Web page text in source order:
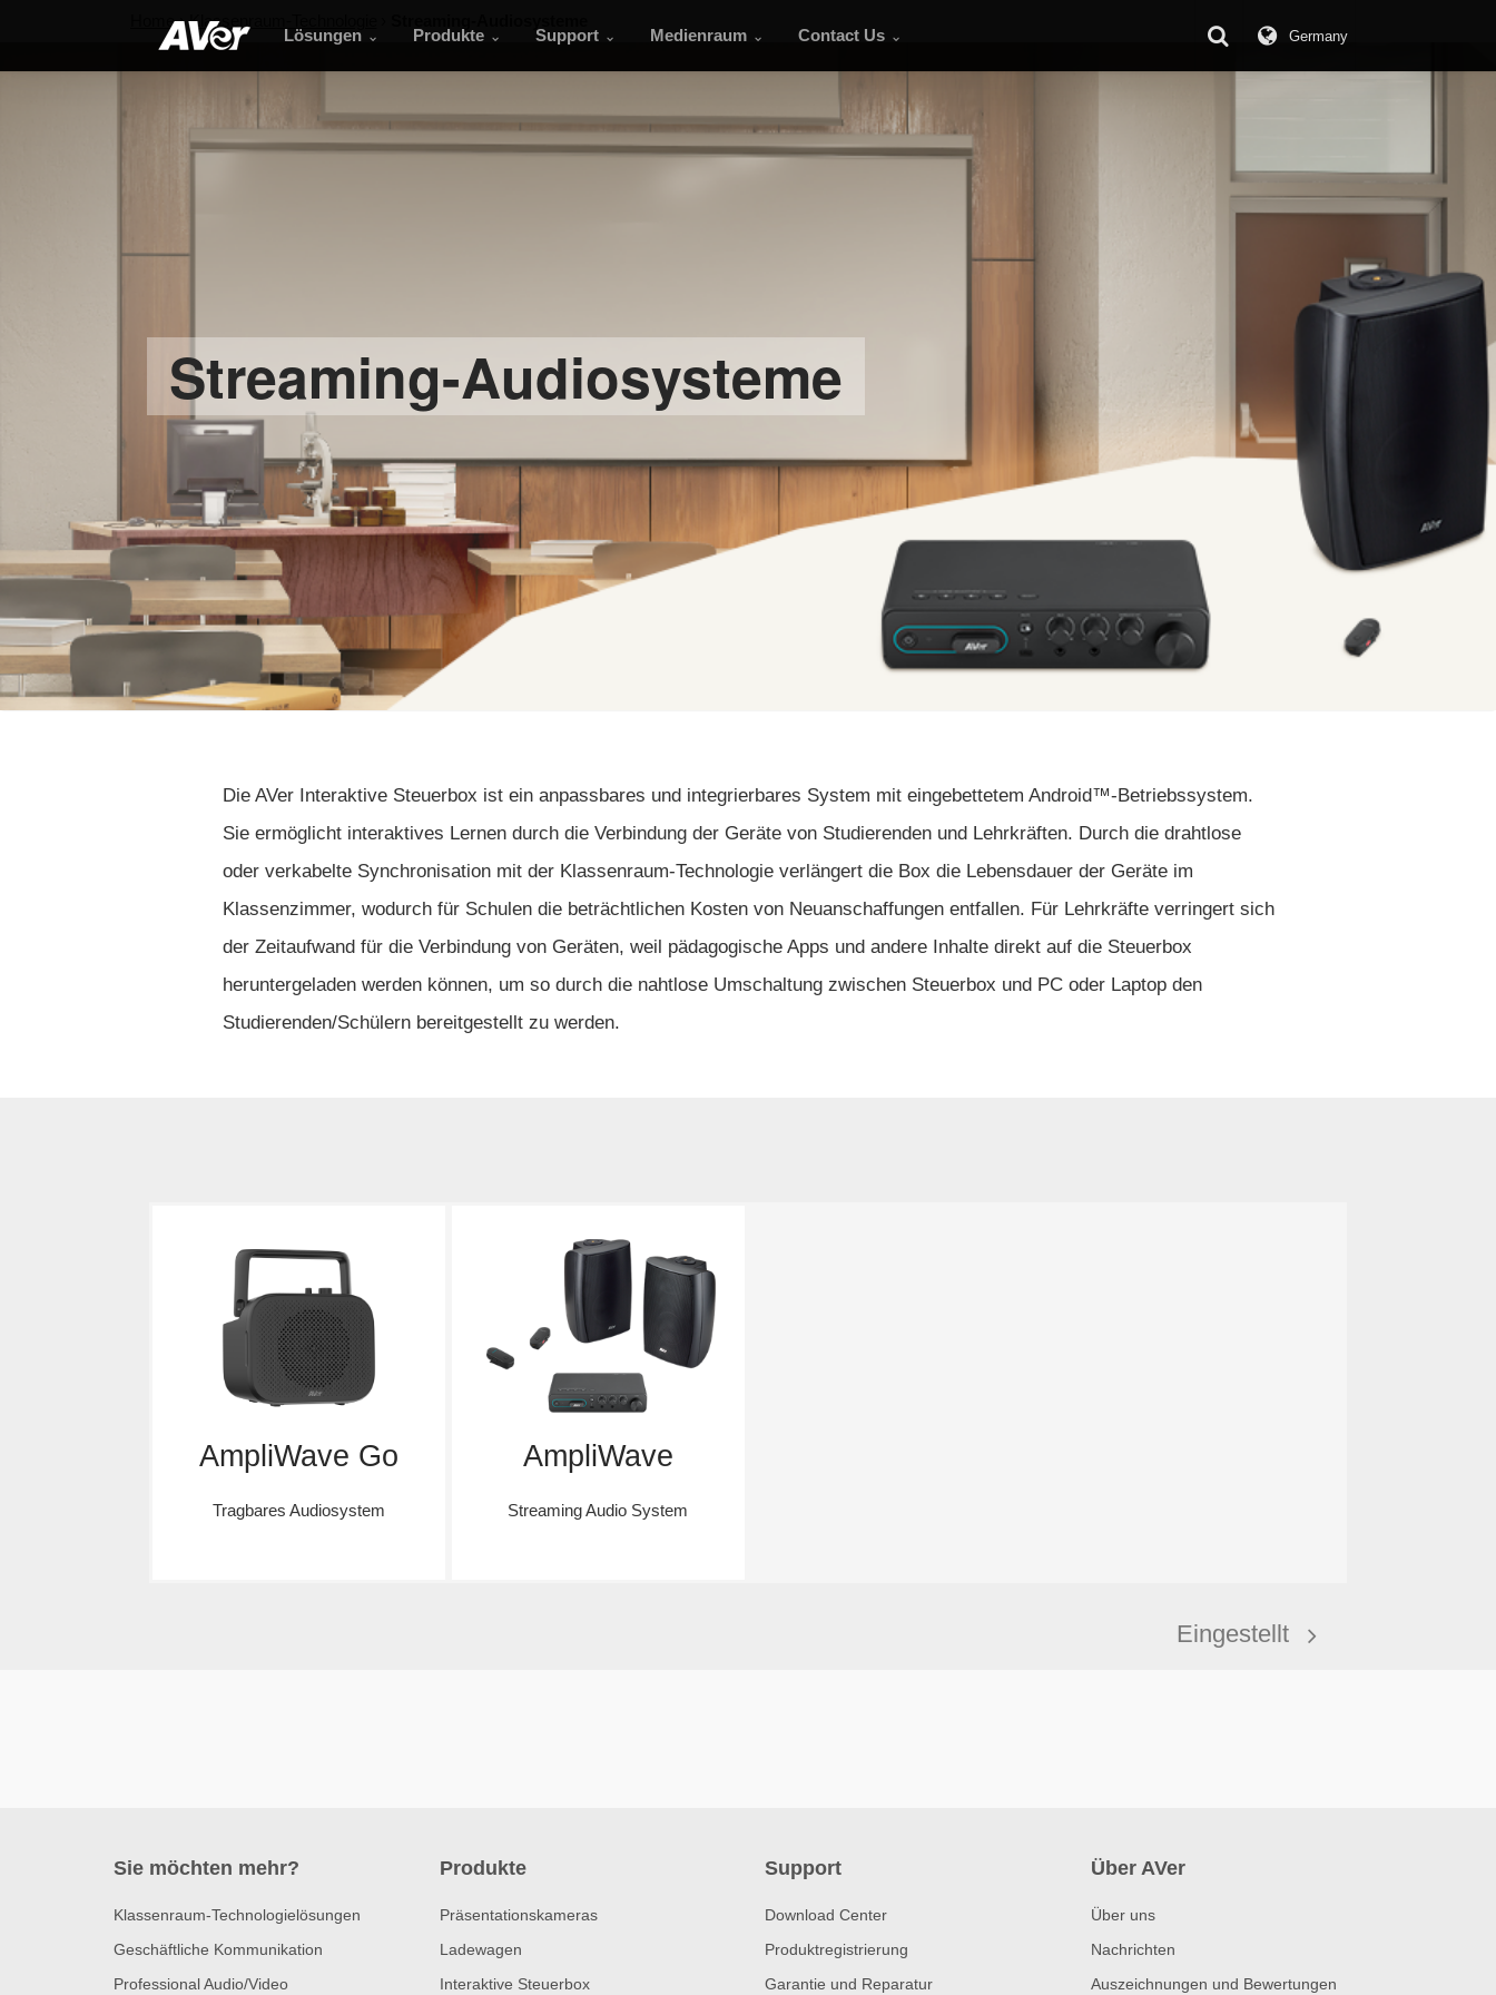
Lösungen Produkte Support Medienraum Contact Us Germany
Home Klassenraum-Technologie
Streaming-Audiosysteme
Die AVer Interaktive Steuerbox ist ein anpassbares und integrierbares System mit eingebettetem Android™-Betriebssystem.
Sie ermöglicht interaktives Lernen durch die Verbindung der Geräte von Studierenden und Lehrkräften. Durch die drahtlose
oder verkabelte Synchronisation mit der Klassenraum-Technologie verlängert die Box die Lebensdauer der Geräte im
Klassenzimmer, wodurch für Schulen die beträchtlichen Kosten von Neuanschaffungen entfallen. Für Lehrkräfte verringert sich
der Zeitaufwand für die Verbindung von Geräten, weil pädagogische Apps und andere Inhalte direkt auf die Steuerbox
heruntergeladen werden können, um so durch die nahtlose Umschaltung zwischen Steuerbox und PC oder Laptop den
Studierenden/Schülern bereitgestellt zu werden.
AmpliWave Go
Tragbares Audiosystem
AmpliWave
Streaming Audio System
Eingestellt
Sie möchten mehr?
Klassenraum-Technologielösungen
Geschäftliche Kommunikation
Professional Audio/Video
Produkte
Präsentationskameras
Ladewagen
Interaktive Steuerbox
Support
Download Center
Produktregistrierung
Garantie und Reparatur
Über AVer
Über uns
Nachrichten
Auszeichnungen und Bewertungen